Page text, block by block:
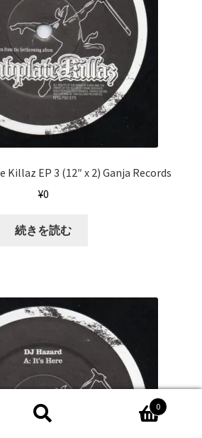
Killaz EP 3 (12″ x 2) Ganja Records
¥0
続きを読む
0